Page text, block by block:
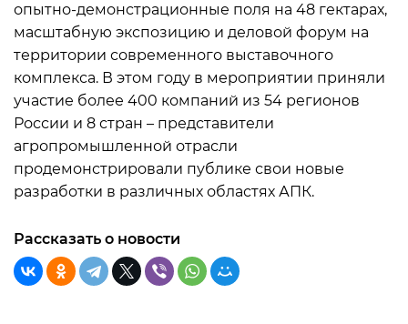
опытно-демонстрационные поля на 48 гектарах,
масштабную экспозицию и деловой форум на
территории современного выставочного
комплекса. В этом году в мероприятии приняли
участие более 400 компаний из 54 регионов
России и 8 стран – представители
агропромышленной отрасли
продемонстрировали публике свои новые
разработки в различных областях АПК.
Рассказать о новости